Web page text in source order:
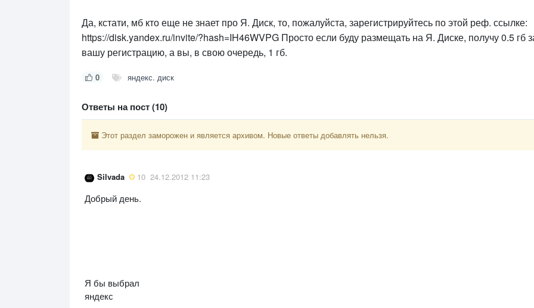
Да, кстати, мб кто еще не знает про Я. Диск, то, пожалуйста, зарегистрируйтесь по этой реф. ссылке:
https://disk.yandex.ru/invite/?hash=IH46WVPG Просто если буду размещать на Я. Диске, получу 0.5 гб
вашу регистрацию, а вы, в свою очередь, 1 гб.
0 яндекс. диск
Ответы на пост (10)
Этот раздел заморожен и является архивом. Новые ответы добавлять нельзя.
Silvada 10 24.12.2012 11:23
Добрый день.
Я бы выбрал
яндекс